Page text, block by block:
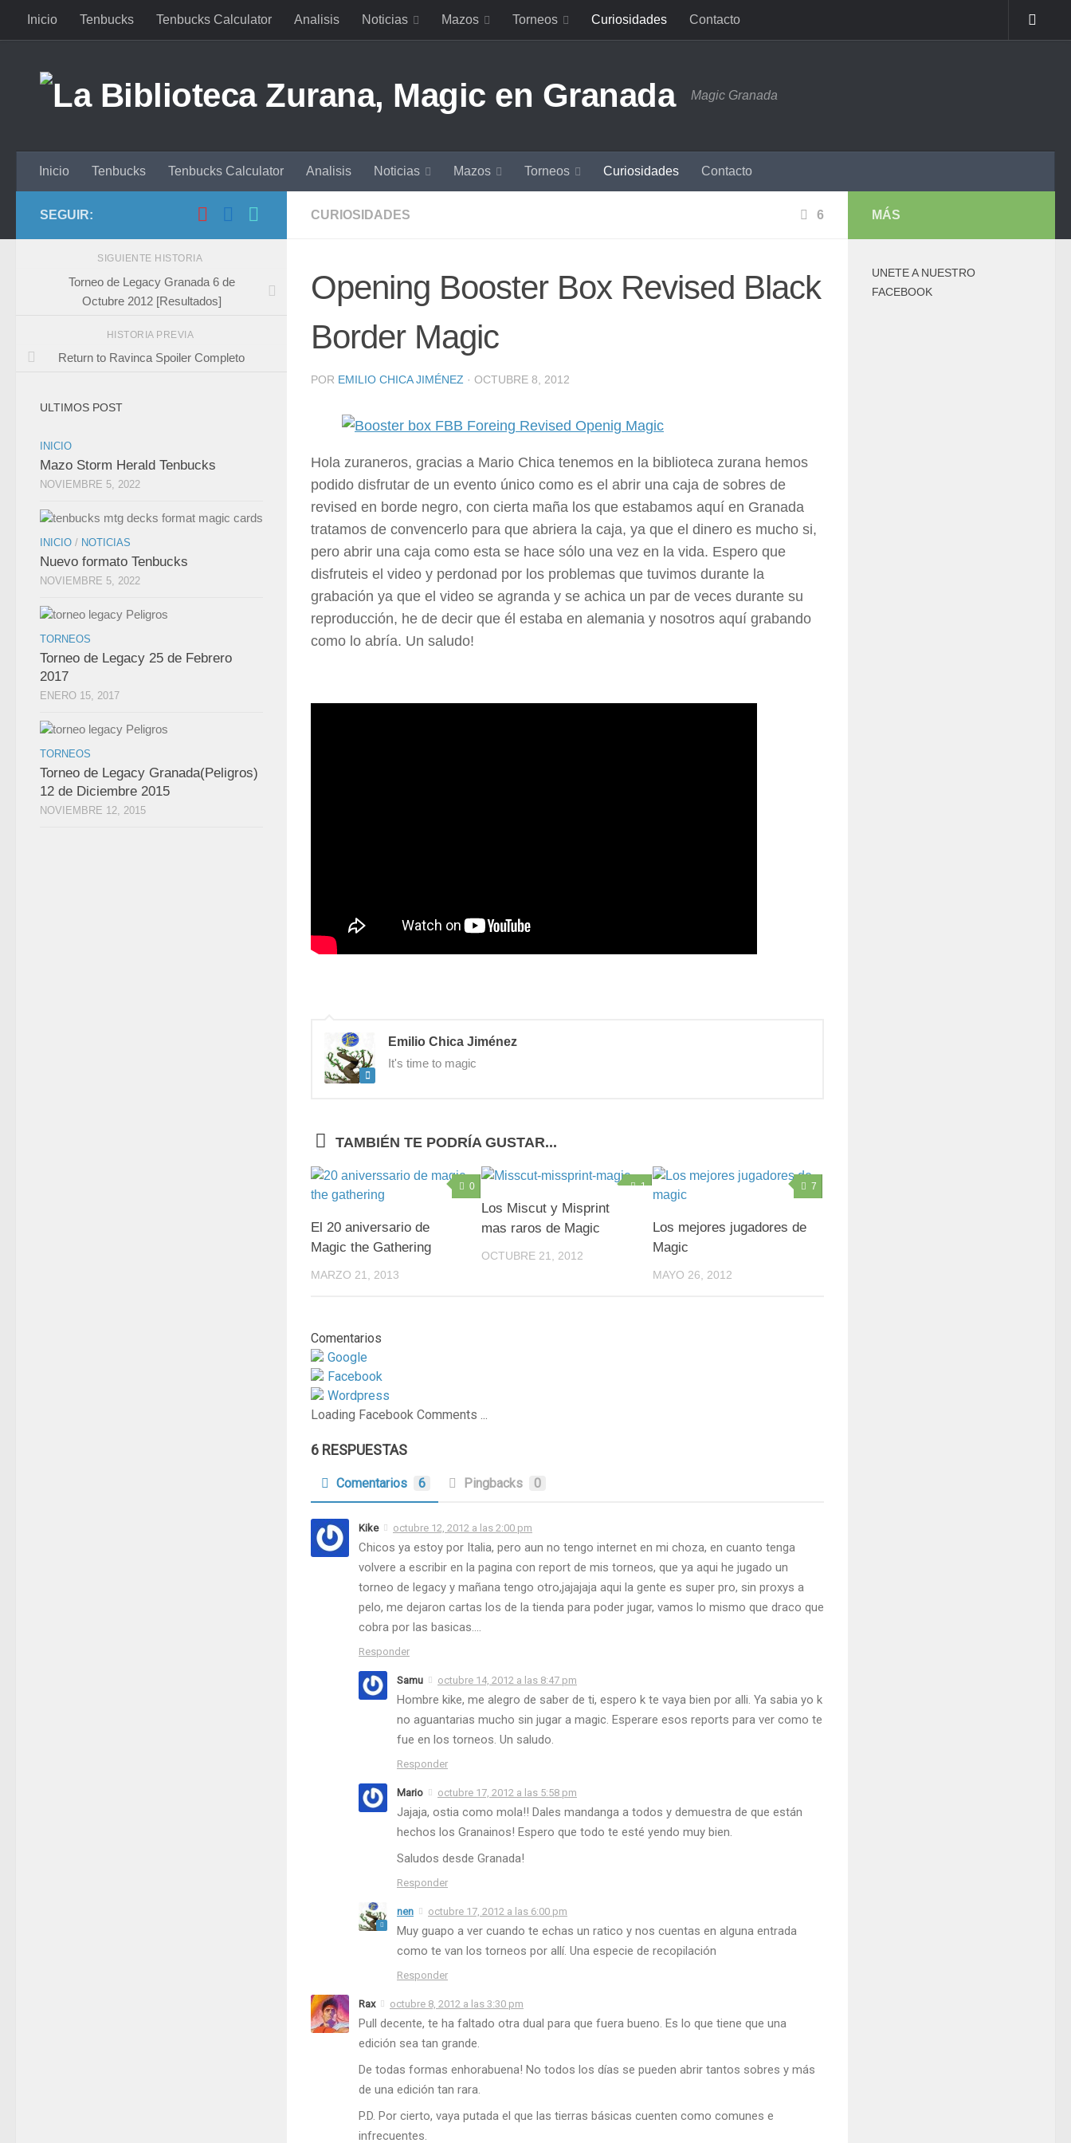
Saltar al contenido
Inicio Tenbucks Tenbucks Calculator Analisis Noticias Mazos Torneos Curiosidades Contacto
Magic Granada
Inicio Tenbucks Tenbucks Calculator Analisis Noticias Mazos Torneos Curiosidades Contacto
CURIOSIDADES 6
Opening Booster Box Revised Black
Border Magic
POR EMILIO CHICA JIMÉNEZ · OCTUBRE 8, 2012
Hola zuraneros, gracias a Mario Chica tenemos en la biblioteca zurana hemos
podido disfrutar de un evento único como es el abrir una caja de sobres de
revised en borde negro, con cierta maña los que estabamos aquí en Granada
tratamos de convencerlo para que abriera la caja, ya que el dinero es mucho si,
pero abrir una caja como esta se hace sólo una vez en la vida. Espero que
disfruteis el video y perdonad por los problemas que tuvimos durante la
grabación ya que el video se agranda y se achica un par de veces durante su
reproducción, he de decir que él estaba en alemania y nosotros aquí grabando
como lo abría. Un saludo!
Emilio Chica Jiménez
It's time to magic
TAMBIÉN TE PODRÍA GUSTAR...
0
El 20 aniversario de
Magic the Gathering
MARZO 21, 2013
1
Los Miscut y Misprint
mas raros de Magic
OCTUBRE 21, 2012
7
Los mejores jugadores de
Magic
MAYO 26, 2012
Comentarios
Google
Facebook
Wordpress
Loading Facebook Comments ...
6 RESPUESTAS
Comentarios 6 Pingbacks 0
Kike octubre 12, 2012 a las 2:00 pm
Chicos ya estoy por Italia, pero aun no tengo internet en mi choza, en cuanto tenga
volvere a escribir en la pagina con report de mis torneos, que ya aqui he jugado un
torneo de legacy y mañana tengo otro,jajajaja aqui la gente es super pro, sin proxys a
pelo, me dejaron cartas los de la tienda para poder jugar, vamos lo mismo que draco que
cobra por las basicas….
Responder
Samu octubre 14, 2012 a las 8:47 pm
Hombre kike, me alegro de saber de ti, espero k te vaya bien por alli. Ya sabia yo k
no aguantarias mucho sin jugar a magic. Esperare esos reports para ver como te
fue en los torneos. Un saludo.
Responder
Mario octubre 17, 2012 a las 5:58 pm
Jajaja, ostia como mola!! Dales mandanga a todos y demuestra de que están
hechos los Granainos! Espero que todo te esté yendo muy bien.
Saludos desde Granada!
Responder
nen octubre 17, 2012 a las 6:00 pm
Muy guapo a ver cuando te echas un ratico y nos cuentas en alguna entrada
como te van los torneos por allí. Una especie de recopilación
Responder
Rax octubre 8, 2012 a las 3:30 pm
Pull decente, te ha faltado otra dual para que fuera bueno. Es lo que tiene que una
edición sea tan grande.
De todas formas enhorabuena! No todos los días se pueden abrir tantos sobres y más
de una edición tan rara.
P.D. Por cierto, vaya putada el que las tierras básicas cuenten como comunes e
infrecuentes.
SEGUIR:
SIGUIENTE HISTORIA
Torneo de Legacy Granada 6 de
Octubre 2012 [Resultados]
HISTORIA PREVIA
Return to Ravinca Spoiler Completo
ULTIMOS POST
INICIO
Mazo Storm Herald Tenbucks
NOVIEMBRE 5, 2022
INICIO / NOTICIAS
Nuevo formato Tenbucks
NOVIEMBRE 5, 2022
TORNEOS
Torneo de Legacy 25 de Febrero
2017
ENERO 15, 2017
TORNEOS
Torneo de Legacy Granada(Peligros)
12 de Diciembre 2015
NOVIEMBRE 12, 2015
MÁS
UNETE A NUESTRO
FACEBOOK